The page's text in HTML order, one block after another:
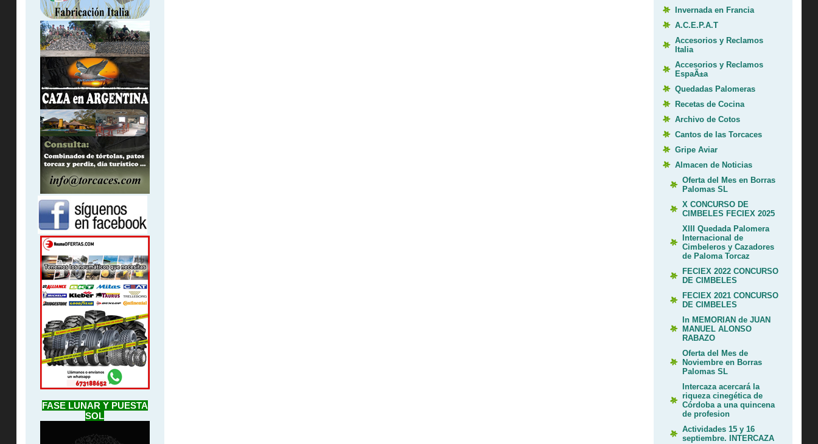
FASE LUNAR Y PUESTA
SOL
Invernada en Francia
A.C.E.P.A.T
Accesorios y Reclamos
Italia
Accesorios y Reclamos
EspaÃ±a
Quedadas Palomeras
Recetas de Cocina
Archivo de Cotos
Cantos de las Torcaces
Gripe Aviar
Almacen de Noticias
Oferta del Mes en Borras
Palomas SL
X CONCURSO DE
CIMBELES FECIEX 2025
XIII Quedada Palomera
Internacional de
Cimbeleros y Cazadores
de Paloma Torcaz
FECIEX 2022 CONCURSO
DE CIMBELES
FECIEX 2021 CONCURSO
DE CIMBELES
In MEMORIAN de JUAN
MANUEL ALONSO
RABAZO
Oferta del Mes de
Noviembre en Borras
Palomas SL
Intercaza acercará la
riqueza cinegética de
Córdoba a una quincena
de profesion
Actividades 15 y 16
septiembre. INTERCAZA